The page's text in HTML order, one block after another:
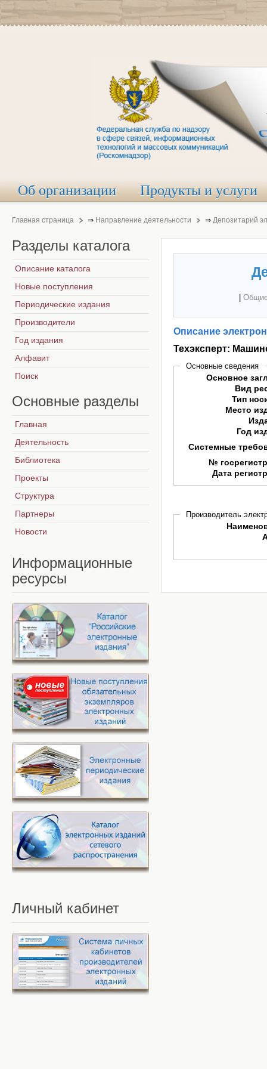
Об организации Продукты и услуги
Главная страница ⇒ Направление деятельности ⇒ Депозитарий
Описание
Техэксперт:
Основные сведения
Основное
Вид
Тип
Место
Год
Системные
№
Дата
Производитель
Разделы каталога
Описание каталога
Новые поступления
Периодические издания
Производители
Год издания
Алфавит
Поиск
Основные разделы
Главная
Деятельность
Библиотека
Проекты
Структура
Партнеры
Новости
Информационные
ресурсы
Личный кабинет